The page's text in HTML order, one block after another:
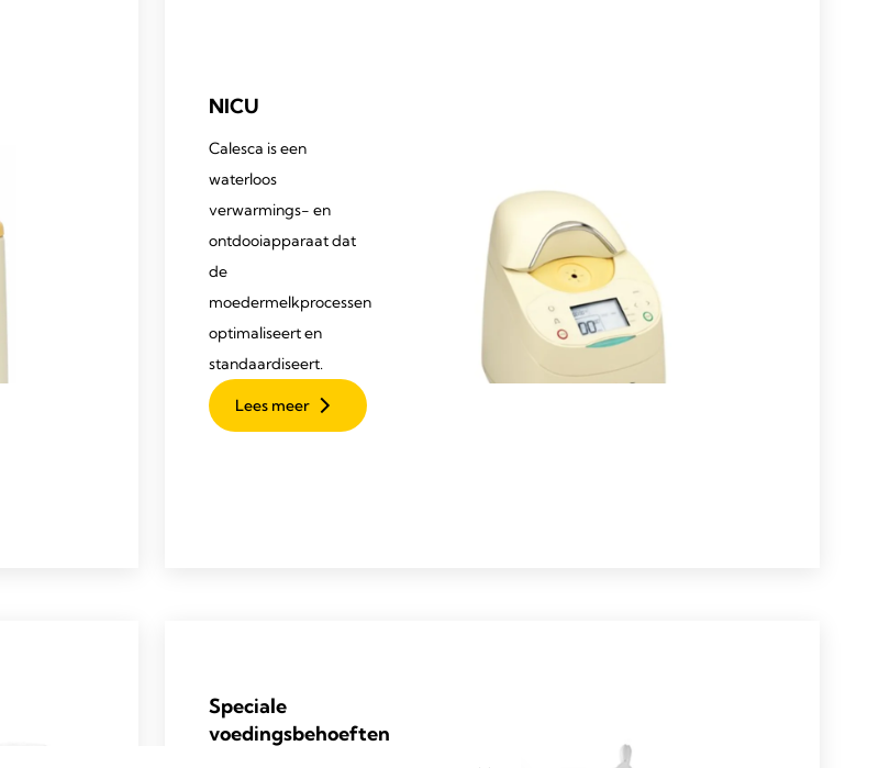
NICU
Calesca is een
waterloos
verwarmings- en
ontdooiapparaat dat
de
moedermelkprocessen
optimaliseert en
standaardiseert.
Lees meer
Speciale
voedingsbehoeften